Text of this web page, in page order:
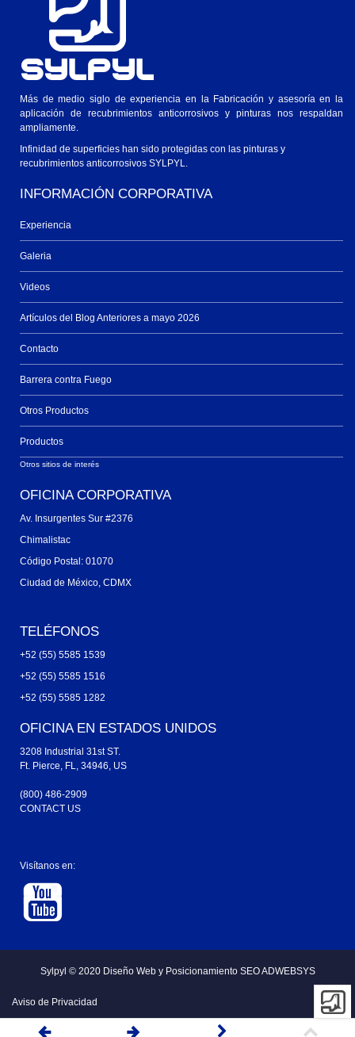
Más de medio siglo de experiencia en la Fabricación y asesoría en la
aplicación de recubrimientos anticorrosivos y pinturas nos respaldan
ampliamente.
Infinidad de superficies han sido protegidas con las pinturas y
recubrimientos anticorrosivos SYLPYL.
INFORMACIÓN CORPORATIVA
Experiencia
Galeria
Videos
Artículos del Blog Anteriores a mayo 2026
Contacto
Barrera contra Fuego
Otros Productos
Productos
Otros sitios de interés
OFICINA CORPORATIVA
Av. Insurgentes Sur #2376
Chimalistac
Código Postal: 01070
Ciudad de México, CDMX
TELÉFONOS
+52 (55) 5585 1539
+52 (55) 5585 1516
+52 (55) 5585 1282
OFICINA EN ESTADOS UNIDOS
3208 Industrial 31st ST.
Ft. Pierce, FL, 34946, US
(800) 486-2909
CONTACT US
Visítanos en:
Sylpyl © 2020 Diseño Web y Posicionamiento SEO ADWEBSYS
Aviso de Privacidad